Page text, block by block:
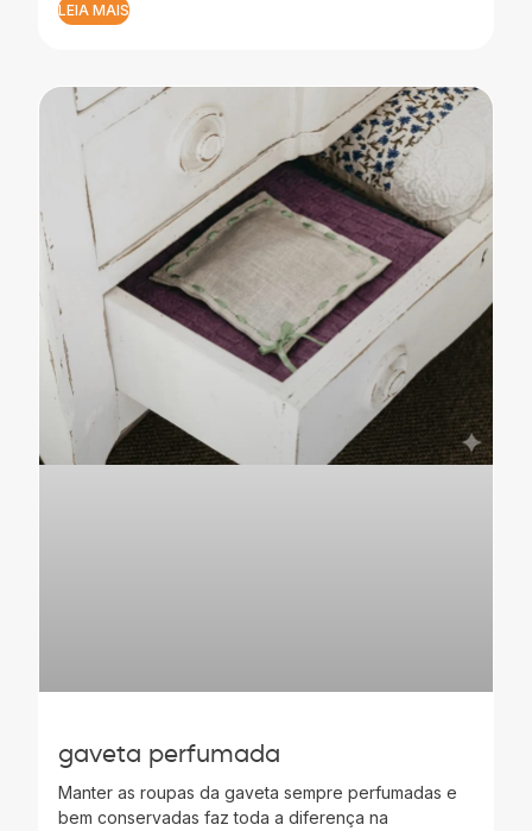
LEIA MAIS
gaveta perfumada
Manter as roupas da gaveta sempre perfumadas e
bem conservadas faz toda a diferença na